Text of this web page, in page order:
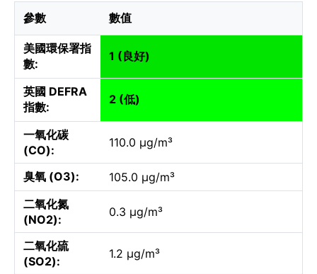
參數 數值
美國環保署指
數:
1 (良好)
英國 DEFRA
指數:
2 (低)
一氧化碳
(CO):
110.0 µg/m³
臭氧 (O3):
105.0 µg/m³
二氧化氮
(NO2):
0.3 µg/m³
二氧化硫
(SO2):
1.2 µg/m³